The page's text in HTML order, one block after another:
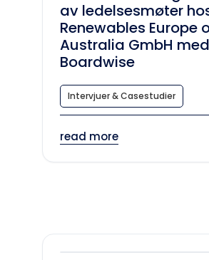
av ledelsesmøter
Renewables Europe
Australia GmbH med
Boardwise
Intervjuer & Casestudier
read more